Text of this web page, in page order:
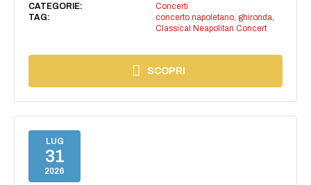
CATEGORIE:
Concerti
TAG:
concerto napoletano, ghironda
Classical Neapolitan Concert
SCOPRI
LUG
31
2026